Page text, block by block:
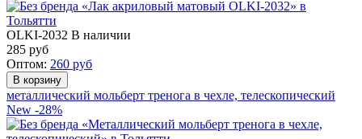
OLKI-2032 В наличии
285 руб
Оптом: 260 руб
металлический мольберт тренога в чехле, телескопический
New -28%